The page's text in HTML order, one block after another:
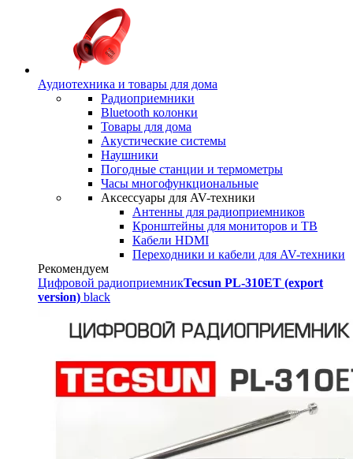
Аудиотехника и товары для дома
Радиоприемники
Bluetooth колонки
Товары для дома
Акустические системы
Наушники
Погодные станции и термометры
Часы многофункциональные
Аксессуары для AV-техники
Антенны для радиоприемников
Кронштейны для мониторов и ТВ
Кабели HDMI
Переходники и кабели для AV-техники
Рекомендуем
Цифровой радиоприемникTecsun PL-310ET (export
version) black